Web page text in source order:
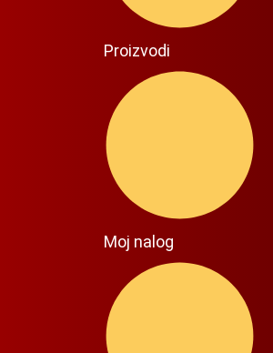
Proizvodi
Moj nalog